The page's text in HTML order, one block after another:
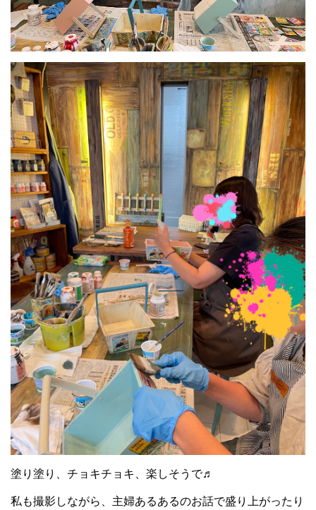
塗り塗り、チョキチョキ、楽しそうで♬
私も撮影しながら、主婦あるあるのお話で盛り上がったり